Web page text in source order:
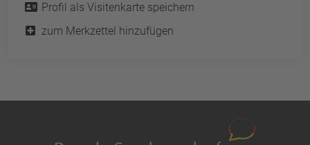
powered by Usercentrics Consent
Management Platform
Profil als Visitenkarte speichern
zum Merkzettel hinzufügen